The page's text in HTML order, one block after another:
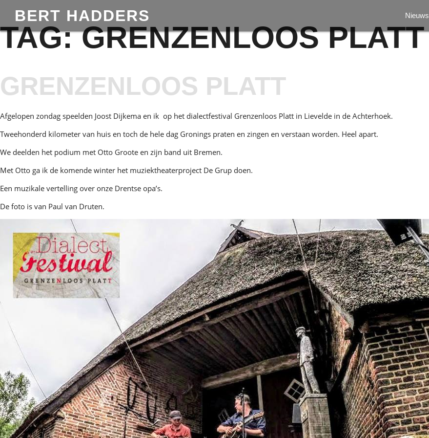
BERT HADDERS Nieuws
TAG:GRENZENLOOS PLATT
GRENZENLOOS PLATT
Afgelopen zondag speelden Joost Dijkema en ik op het dialectfestival Grenzenloos Platt in Lievelde in de Achterhoek.
Tweehonderd kilometer van huis en toch de hele dag Gronings praten en zingen en verstaan worden. Heel apart.
We deelden het podium met Otto Groote en zijn band uit Bremen.
Met Otto ga ik de komende winter het muziektheaterproject De Grup doen.
Een muzikale vertelling over onze Drentse opa’s.
De foto is van Paul van Druten.